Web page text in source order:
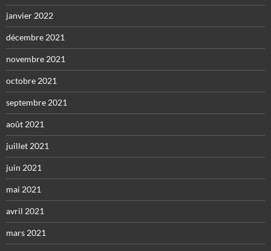
janvier 2022
décembre 2021
novembre 2021
octobre 2021
septembre 2021
août 2021
juillet 2021
juin 2021
mai 2021
avril 2021
mars 2021